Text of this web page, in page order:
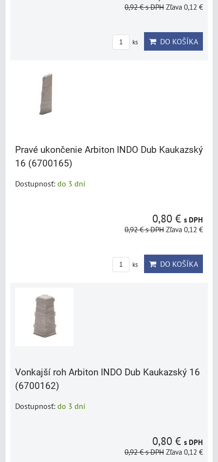
0,92 €s DPH Zľava 0,12 €
ks DO KOŠÍKA
Pravé ukončenie Arbiton INDO Dub Kaukazský
16 (6700165)
Dostupnosť: do 3 dní
0,80 € s DPH
0,92 €s DPH Zľava 0,12 €
ks DO KOŠÍKA
Vonkajší roh Arbiton INDO Dub Kaukazský 16
(6700162)
Dostupnosť: do 3 dní
0,80 € s DPH
0,92 €s DPH Zľava 0,12 €